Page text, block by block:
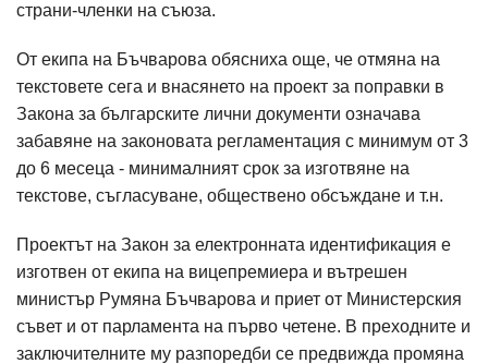
страни-членки на съюза.
От екипа на Бъчварова обясниха още, че отмяна на
текстовете сега и внасянето на проект за поправки в
Закона за българските лични документи означава
забавяне на законовата регламентация с минимум от 3
до 6 месеца - минималният срок за изготвяне на
текстове, съгласуване, обществено обсъждане и т.н.
Проектът на Закон за електронната идентификация е
изготвен от екипа на вицепремиера и вътрешен
министър Румяна Бъчварова и приет от Министерския
съвет и от парламента на първо четене. В преходните и
заключителните му разпоредби се предвижда промяна